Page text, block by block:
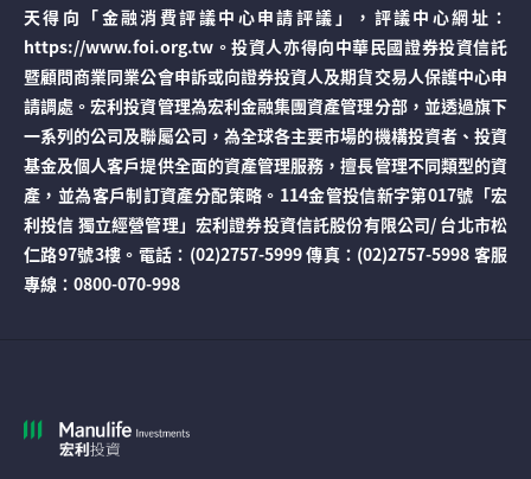
天得向「金融消費評議中心申請評議」，評議中心網址：
https://www.foi.org.tw。投資人亦得向中華民國證券投資信託
暨顧問商業同業公會申訴或向證券投資人及期貨交易人保護中心申
請調處。宏利投資管理為宏利金融集團資產管理分部，並透過旗下
一系列的公司及聯屬公司，為全球各主要市場的機構投資者、投資
基金及個人客戶提供全面的資產管理服務，擅長管理不同類型的資
產，並為客戶制訂資產分配策略。114金管投信新字第017號「宏
利投信 獨立經營管理」宏利證券投資信託股份有限公司/ 台北市松
仁路97號3樓。電話：(02)2757-5999 傳真：(02)2757-5998 客服
專線：0800-070-998